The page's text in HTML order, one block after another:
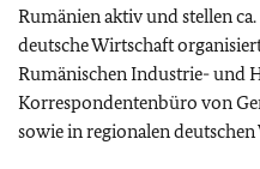
Rumänien aktiv und stellen
deutsche Wirtschaft
Rumänischen Industrie- und
Korrespondentenbüro von
sowie in regionalen